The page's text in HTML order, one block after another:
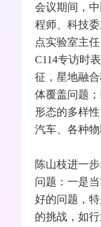
会议期间，
程师、科技
点实验室主
C114专访时
征，星地融合
体覆盖问题
形态的多样
汽车、各种物
陈山枝进一
问题：一是
好的问题，
的挑战，如